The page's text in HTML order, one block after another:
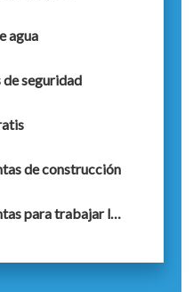
agua
seguridad
de construcción
Herramientas para trabajar la madera